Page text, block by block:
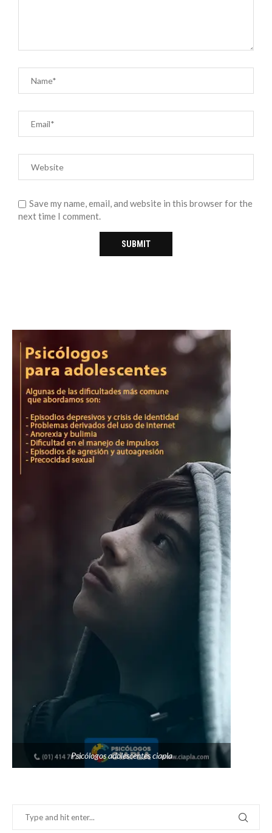
Save my name, email, and website in this browser for the
next time I comment.
Psicólogos adolescentes ciapla